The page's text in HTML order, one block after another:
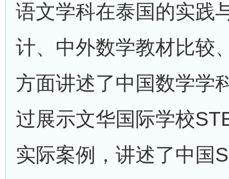
语文学科在泰国的实践
计、中外数学教材比较
方面讲述了中国数学学
过展示文华国际学校
实际案例，讲述了中国